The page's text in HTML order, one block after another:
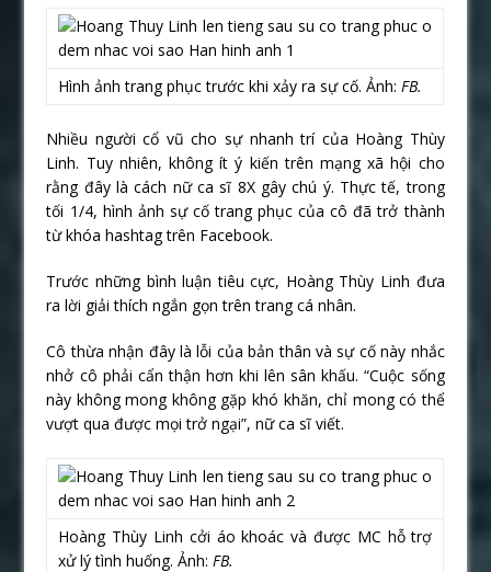
Hình ảnh trang phục trước khi xảy ra sự cố. Ảnh: FB.
Nhiều người cổ vũ cho sự nhanh trí của Hoàng Thùy
Linh. Tuy nhiên, không ít ý kiến trên mạng xã hội cho
rằng đây là cách nữ ca sĩ 8X gây chú ý. Thực tế, trong
tối 1/4, hình ảnh sự cố trang phục của cô đã trở thành
từ khóa hashtag trên Facebook.
Trước những bình luận tiêu cực, Hoàng Thùy Linh đưa
ra lời giải thích ngắn gọn trên trang cá nhân.
Cô thừa nhận đây là lỗi của bản thân và sự cố này nhắc
nhở cô phải cẩn thận hơn khi lên sân khấu. “Cuộc sống
này không mong không gặp khó khăn, chỉ mong có thể
vượt qua được mọi trở ngại”, nữ ca sĩ viết.
Hoàng Thùy Linh cởi áo khoác và được MC hỗ trợ
xử lý tình huống. Ảnh: FB.